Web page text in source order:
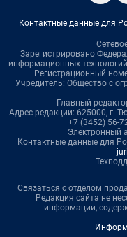
Контактные данные для
Зарегистрировано
информационных
Регистрационный
Учредитель: Общество с
Главный
Адрес редакции: 625000, г.
+7 (3452) 56-
Электронный
Контактные данные для
Связаться с отделом
Редакция сайта не
информации,